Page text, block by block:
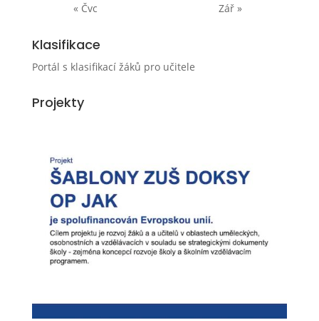
« Čvc
Zář »
Klasifikace
Portál s klasifikací žáků pro učitele
Projekty